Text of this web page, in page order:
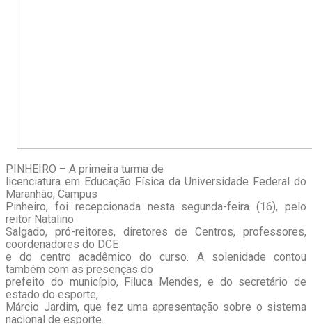
PINHEIRO – A primeira turma de
licenciatura em Educação Física da Universidade Federal do
Maranhão, Campus
Pinheiro, foi recepcionada nesta segunda-feira (16), pelo
reitor Natalino
Salgado, pró-reitores, diretores de Centros, professores,
coordenadores do DCE
e do centro acadêmico do curso. A solenidade contou
também com as presenças do
prefeito do município, Filuca Mendes, e do secretário de
estado do esporte,
Márcio Jardim, que fez uma apresentação sobre o sistema
nacional de esporte.